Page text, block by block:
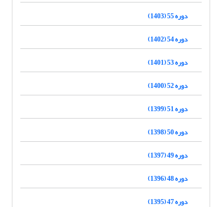
دوره 55 (1403)
دوره 54 (1402)
دوره 53 (1401)
دوره 52 (1400)
دوره 51 (1399)
دوره 50 (1398)
دوره 49 (1397)
دوره 48 (1396)
دوره 47 (1395)